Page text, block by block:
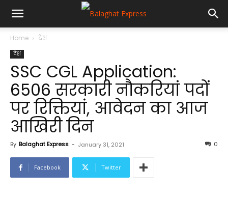
Home देश
देश
SSC CGL Application:
6506 सरकारी नौकरियां पदों
पर रिक्तियां, आवेदन का आज
आखिरी दिन
By Balaghat Express - January 31, 2021 0
Facebook Twitter